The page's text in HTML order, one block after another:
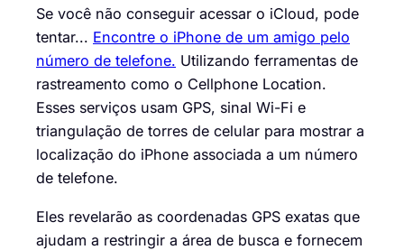
Se você não conseguir acessar o iCloud, pode
tentar... Encontre o iPhone de um amigo pelo
número de telefone. Utilizando ferramentas de
rastreamento como o Cellphone Location.
Esses serviços usam GPS, sinal Wi-Fi e
triangulação de torres de celular para mostrar a
localização do iPhone associada a um número
de telefone.
Eles revelarão as coordenadas GPS exatas que
ajudam a restringir a área de busca e fornecem